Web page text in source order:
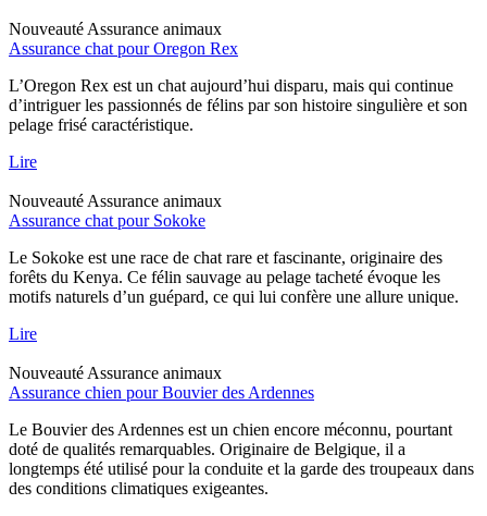
Nouveauté Assurance animaux
Assurance chat pour Oregon Rex
L’Oregon Rex est un chat aujourd’hui disparu, mais qui continue
d’intriguer les passionnés de félins par son histoire singulière et son
pelage frisé caractéristique.
Lire
Nouveauté Assurance animaux
Assurance chat pour Sokoke
Le Sokoke est une race de chat rare et fascinante, originaire des
forêts du Kenya. Ce félin sauvage au pelage tacheté évoque les
motifs naturels d’un guépard, ce qui lui confère une allure unique.
Lire
Nouveauté Assurance animaux
Assurance chien pour Bouvier des Ardennes
Le Bouvier des Ardennes est un chien encore méconnu, pourtant
doté de qualités remarquables. Originaire de Belgique, il a
longtemps été utilisé pour la conduite et la garde des troupeaux dans
des conditions climatiques exigeantes.